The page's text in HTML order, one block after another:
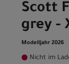
Scott
grey -
Modelljahr 2026
Nicht im